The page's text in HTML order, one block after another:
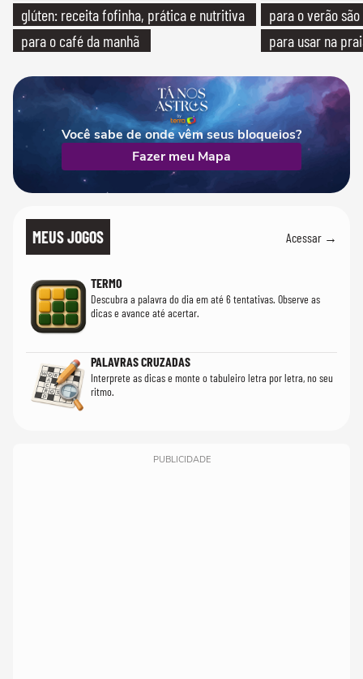
glúten: receita fofinha, prática e nutritiva
para o café da manhã
para o verão
para usar na
Você sabe de onde vêm seus bloqueios?
Fazer meu Mapa
MEUS JOGOS Acessar →
TERMO
Descubra a palavra do dia em até 6 tentativas. Observe as
dicas e avance até acertar.
PALAVRAS CRUZADAS
Interprete as dicas e monte o tabuleiro letra por letra, no seu
ritmo.
PUBLICIDADE